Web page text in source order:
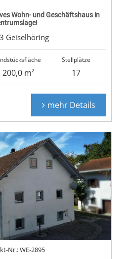
Wohn- und Geschäftshaus in
Geiselhöring
200,0 m²
Stellplätze
17
mehr Details
Nr.: WE-2895